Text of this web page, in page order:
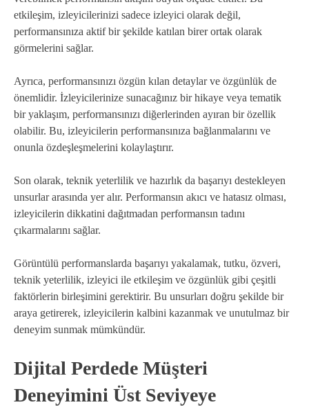
etkileşim, izleyicilerinizi sadece izleyici olarak değil,
performansınıza aktif bir şekilde katılan birer ortak olarak
görmelerini sağlar.
Ayrıca, performansınızı özgün kılan detaylar ve özgünlük de
önemlidir. İzleyicilerinize sunacağınız bir hikaye veya tematik
bir yaklaşım, performansınızı diğerlerinden ayıran bir özellik
olabilir. Bu, izleyicilerin performansınıza bağlanmalarını ve
onunla özdeşleşmelerini kolaylaştırır.
Son olarak, teknik yeterlilik ve hazırlık da başarıyı destekleyen
unsurlar arasında yer alır. Performansın akıcı ve hatasız olması,
izleyicilerin dikkatini dağıtmadan performansın tadını
çıkarmalarını sağlar.
Görüntülü performanslarda başarıyı yakalamak, tutku, özveri,
teknik yeterlilik, izleyici ile etkileşim ve özgünlük gibi çeşitli
faktörlerin birleşimini gerektirir. Bu unsurları doğru şekilde bir
araya getirerek, izleyicilerin kalbini kazanmak ve unutulmaz bir
deneyim sunmak mümkündür.
Dijital Perdede Müşteri
Deneyimini Üst Seviyeye